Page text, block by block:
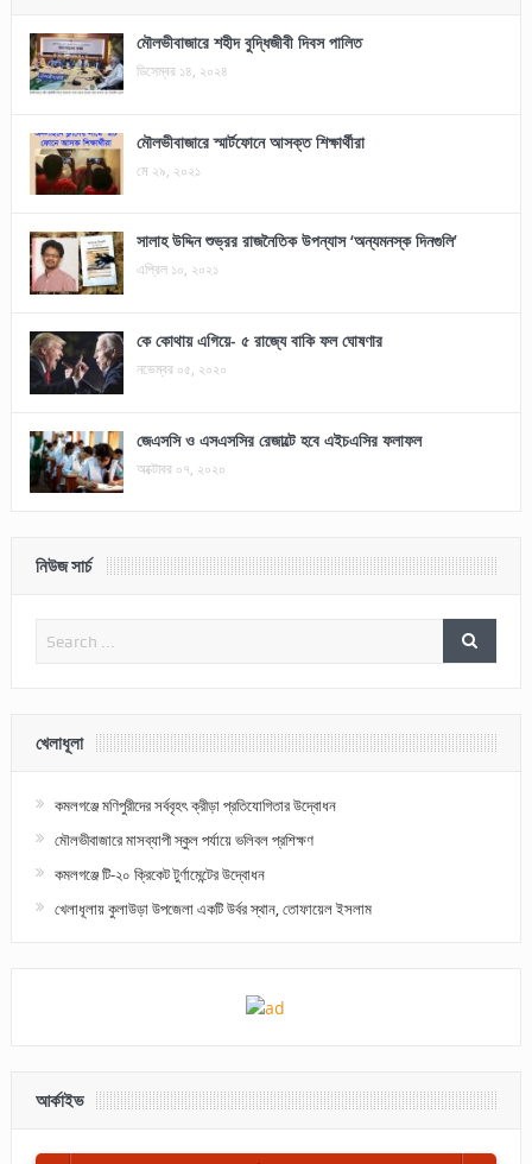
মৌলভীবাজারে শহীদ বুদ্ধিজীবী দিবস পালিত
ডিসেম্বর ১৪, ২০২৪
মৌলভীবাজারে স্মার্টফোনে আসক্ত শিক্ষার্থীরা
মে ২৯, ২০২১
সালাহ উদ্দিন শুভ্রর রাজনৈতিক উপন্যাস ‘অন্যমনস্ক দিনগুলি’
এপ্রিল ১০, ২০২১
কে কোথায় এগিয়ে- ৫ রাজ্যে বাকি ফল ঘোষণার
নভেম্বর ০৫, ২০২০
জেএসসি ও এসএসসির রেজাল্টে হবে এইচএসির ফলাফল
অক্টোবর ০৭, ২০২০
নিউজ সার্চ
খেলাধূলা
কমলগঞ্জে মণিপুরীদের সর্ববৃহৎ ক্রীড়া প্রতিযোগিতার উদ্বোধন
মৌলভীবাজারে মাসব্যাপী স্কুল পর্যায়ে ভলিবল প্রশিক্ষণ
কমলগঞ্জে টি-২০ ক্রিকেট টুর্ণামেন্টের উদ্বোধন
খেলাধূলায় কুলাউড়া উপজেলা একটি উর্বর স্থান, তোফায়েল ইসলাম
আর্কাইভ